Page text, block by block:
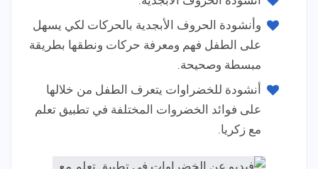
وأنشودة الحروف الأبجدية بالحركات لكي يسهل
على الطفل فهم ومعرفة حركات ونطقها بطريقة
مبسطة وصحيحة.
أنشودة للخضراوات يتعرف الطفل من خلالها
على فوائد الخضروات المختلفة في تطبيق تعلم
مع زكريا.